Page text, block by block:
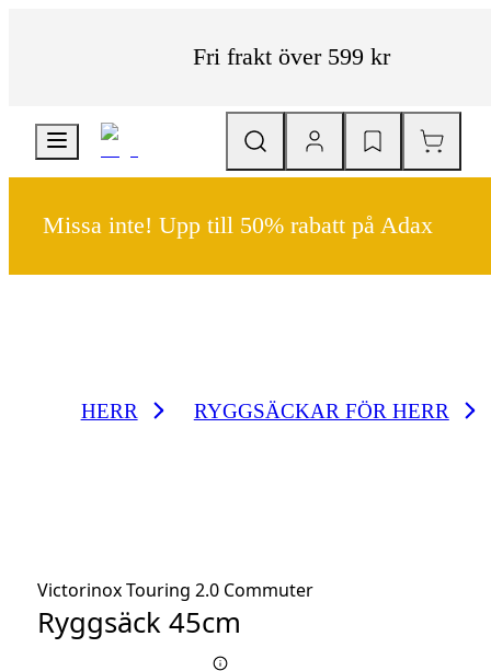
Fri frakt över 599 kr
Missa inte! Upp till 50% rabatt på Adax
HERR RYGGSÄCKAR FÖR HERR
Victorinox Touring 2.0 Commuter
Ryggsäck 45cm